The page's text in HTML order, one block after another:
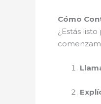
Cómo
¿Estás